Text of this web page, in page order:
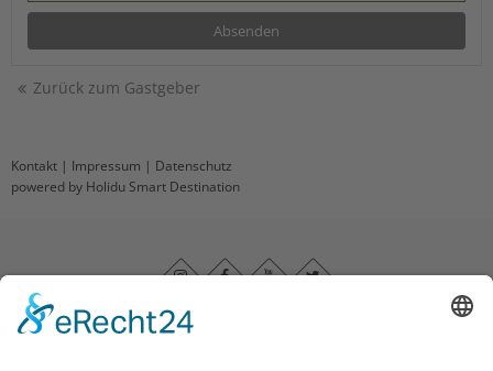
Zurück zum Gastgeber
Kontakt | Impressum | Datenschutz
powered by Holidu Smart Destination